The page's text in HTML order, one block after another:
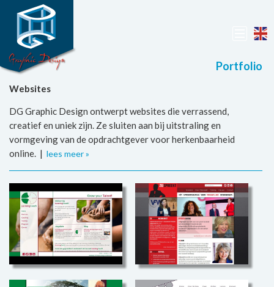
Portfolio
Websites
DG Graphic Design ontwerpt websites die verrassend,
creatief en uniek zijn. Ze sluiten aan bij uitstraling en
vormgeving van de opdrachtgever voor herkenbaarheid
online. | lees meer »